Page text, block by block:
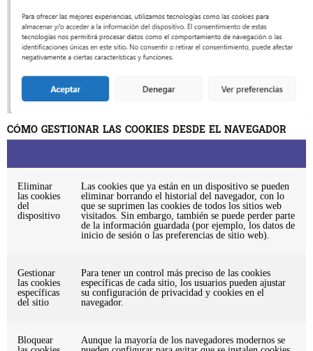
CÓMO GESTIONAR LAS COOKIES DESDE EL NAVEGADOR
Eliminar
las cookies
del
dispositivo
Las cookies que ya están en un dispositivo se pueden
eliminar borrando el historial del navegador, con lo
que se suprimen las cookies de todos los sitios web
visitados. Sin embargo, también se puede perder parte
de la información guardada (por ejemplo, los datos de
inicio de sesión o las preferencias de sitio web).
Gestionar
las cookies
específicas
del sitio
Para tener un control más preciso de las cookies
específicas de cada sitio, los usuarios pueden ajustar
su configuración de privacidad y cookies en el
navegador.
Bloquear
Aunque la mayoría de los navegadores modernos se